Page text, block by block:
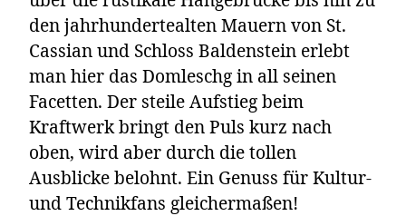
den jahrhundertealten Mauern von St.
Cassian und Schloss Baldenstein erlebt
man hier das Domleschg in all seinen
Facetten. Der steile Aufstieg beim
Kraftwerk bringt den Puls kurz nach
oben, wird aber durch die tollen
Ausblicke belohnt. Ein Genuss für Kultur-
und Technikfans gleichermaßen!